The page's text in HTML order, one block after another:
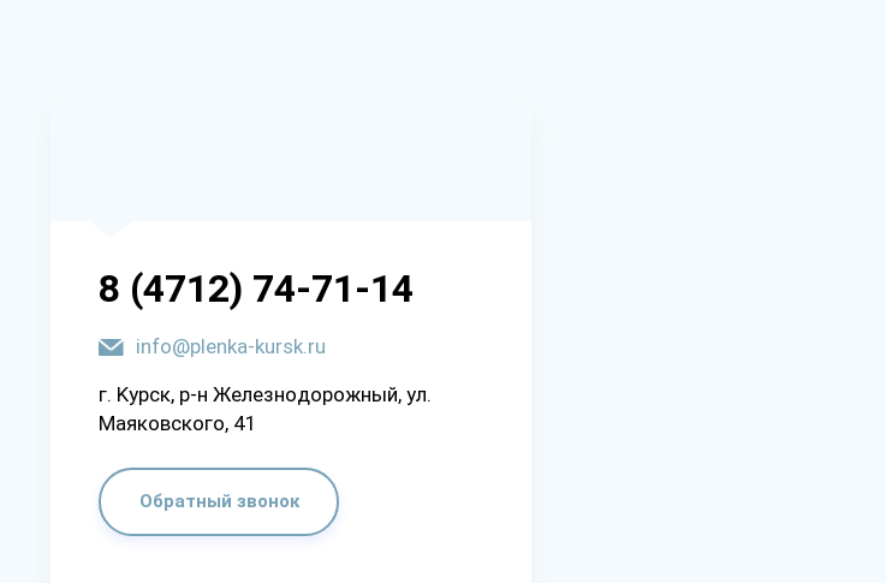
8 (4712) 74-71-14
info@plenka-kursk.ru
г. Kypcк, p-н Жeлeзнoдopoжный, yл.
Мaякoвcкoгo, 41
Обратный звонок